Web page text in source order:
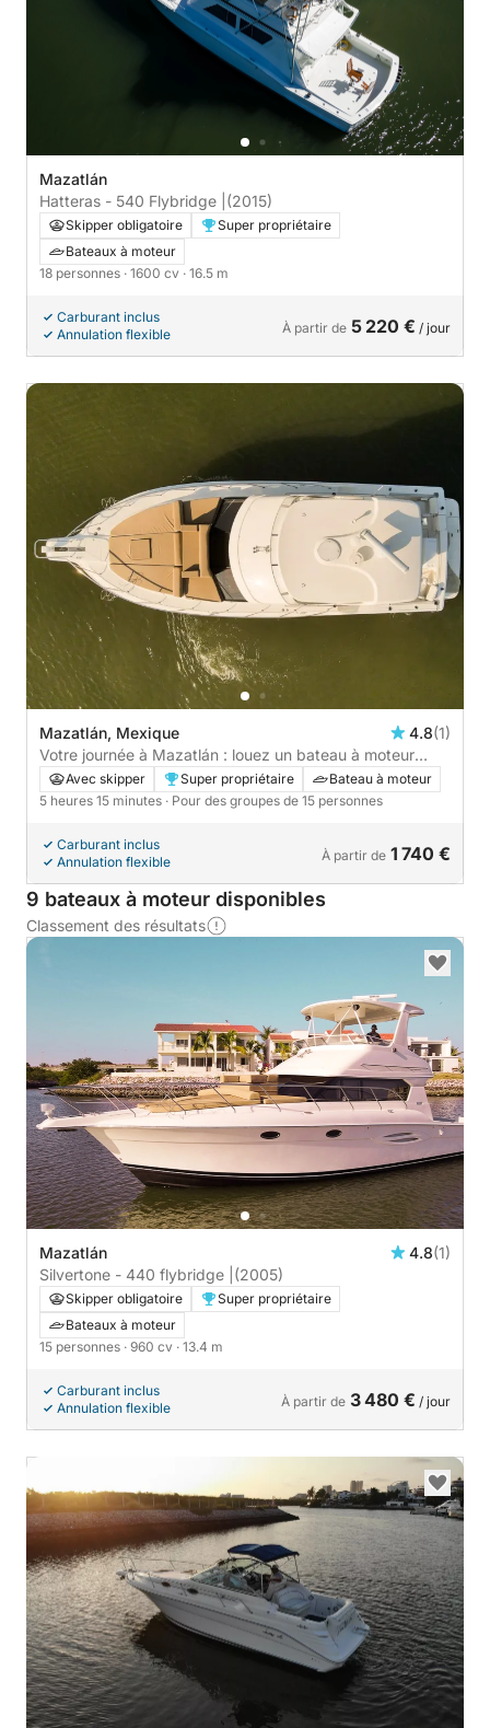
Mazatlán
Hatteras - 540 Flybridge | (2015)
Skipper obligatoire
Super propriétaire
Bateaux à moteur
18 personnes · 1600 cv · 16.5 m
Carburant inclus
Annulation flexible
À partir de 5 220 € / jour
Mazatlán, Mexique 4.8(1)
Votre journée à Mazatlán : louez un bateau à moteur
pour 5 h 15 de découverte.
Avec skipper Super propriétaire
Bateau à moteur
5 heures 15 minutes · Pour des groupes de 15 personnes
Carburant inclus
Annulation flexible
À partir de 1 740 €
9 bateaux à moteur disponibles
Classement des résultats
Mazatlán 4.8(1)
Silvertone - 440 flybridge | (2005)
Skipper obligatoire
Super propriétaire
Bateaux à moteur
15 personnes · 960 cv · 13.4 m
Carburant inclus
Annulation flexible
À partir de 3 480 € / jour